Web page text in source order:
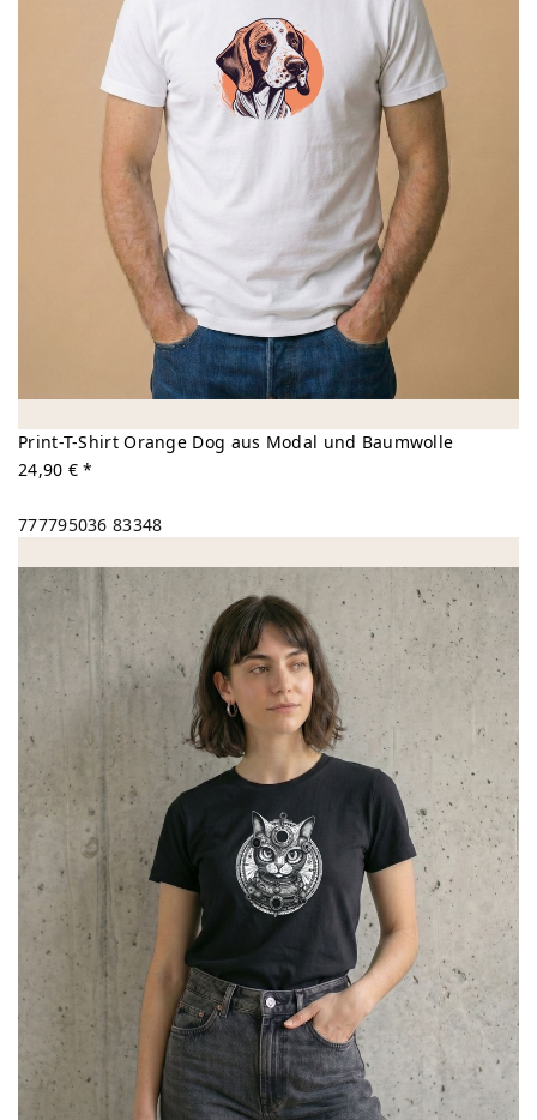
Print-T-Shirt Orange Dog aus Modal und Baumwolle
24,90 € *
777795036 83348